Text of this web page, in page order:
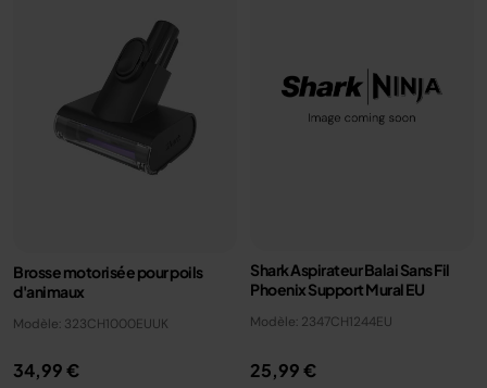
Brosse motorisée pour poils
d'animaux
Modèle: 323CH1000EUUK
34,99 €
Shark Aspirateur Balai Sans Fil
Phoenix Support Mural EU
Modèle: 2347CH1244EU
25,99 €